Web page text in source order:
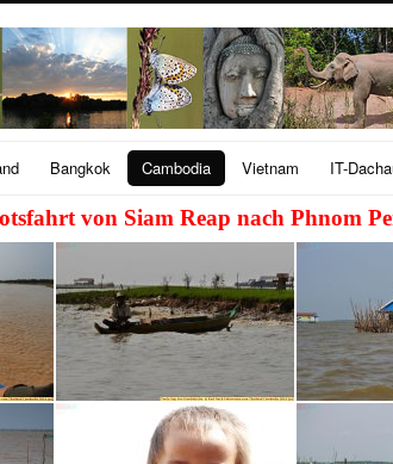
Bangkok Cambodia Vietnam IT-
von Siam Reap nach Phnom